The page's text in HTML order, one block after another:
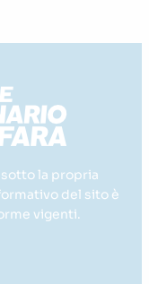
la propria
del sito è
vigenti.